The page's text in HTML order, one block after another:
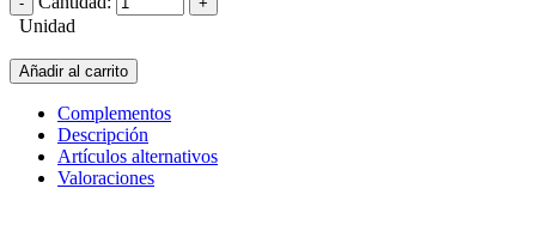
Unidad
Añadir al carrito
Complementos
Descripción
Artículos alternativos
Valoraciones